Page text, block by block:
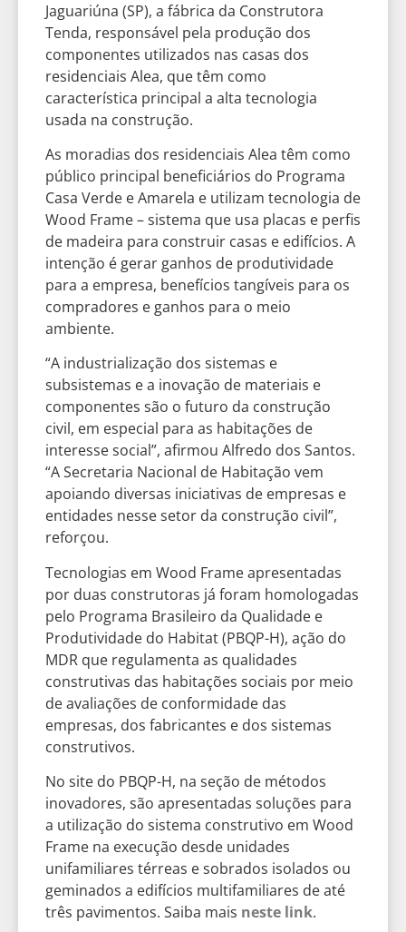
Jaguariúna (SP), a fábrica da Construtora
Tenda, responsável pela produção dos
componentes utilizados nas casas dos
residenciais Alea, que têm como
característica principal a alta tecnologia
usada na construção.
As moradias dos residenciais Alea têm como
público principal beneficiários do Programa
Casa Verde e Amarela e utilizam tecnologia de
Wood Frame – sistema que usa placas e perfis
de madeira para construir casas e edifícios. A
intenção é gerar ganhos de produtividade
para a empresa, benefícios tangíveis para os
compradores e ganhos para o meio
ambiente.
“A industrialização dos sistemas e
subsistemas e a inovação de materiais e
componentes são o futuro da construção
civil, em especial para as habitações de
interesse social”, afirmou Alfredo dos Santos.
“A Secretaria Nacional de Habitação vem
apoiando diversas iniciativas de empresas e
entidades nesse setor da construção civil”,
reforçou.
Tecnologias em Wood Frame apresentadas
por duas construtoras já foram homologadas
pelo Programa Brasileiro da Qualidade e
Produtividade do Habitat (PBQP-H), ação do
MDR que regulamenta as qualidades
construtivas das habitações sociais por meio
de avaliações de conformidade das
empresas, dos fabricantes e dos sistemas
construtivos.
No site do PBQP-H, na seção de métodos
inovadores, são apresentadas soluções para
a utilização do sistema construtivo em Wood
Frame na execução desde unidades
unifamiliares térreas e sobrados isolados ou
geminados a edifícios multifamiliares de até
três pavimentos. Saiba mais neste link.